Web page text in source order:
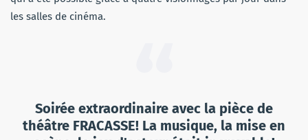
les salles de cinéma.
Soirée extraordinaire avec la pièce de
théâtre FRACASSE! La musique, la mise en